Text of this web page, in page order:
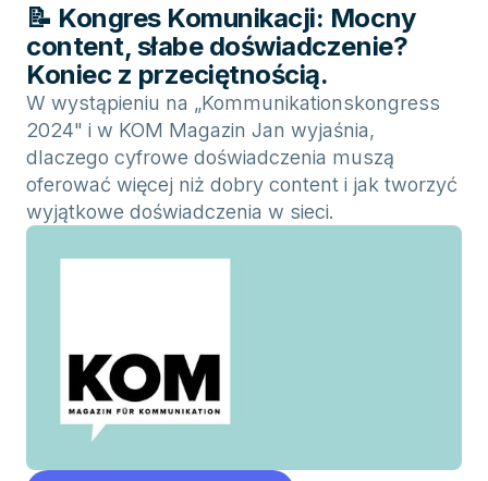
📝 Kongres Komunikacji: Mocny
content, słabe doświadczenie?
Koniec z przeciętnością.
W wystąpieniu na „Kommunikationskongress
2024" i w KOM Magazin Jan wyjaśnia,
dlaczego cyfrowe doświadczenia muszą
oferować więcej niż dobry content i jak tworzyć
wyjątkowe doświadczenia w sieci.